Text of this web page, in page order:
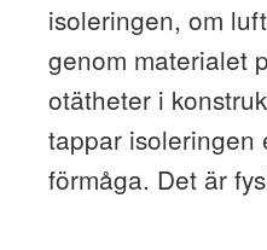
isoleringen, om
genom materialet
otätheter i
tappar isoleringen
förmåga. Det är